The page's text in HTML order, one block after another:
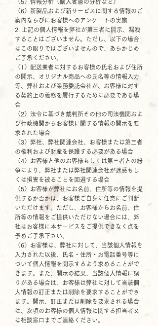
（5）情報分析（購入者層の分析など）
（6）新製品および新サービスに関する情報のご
案内ならびにお客様へのアンケートの実施
2. 上記の個人情報を弊社が第三者に開示、漏洩
することはございません。ただし、以下の場合
はこの限りではございませんので、あらかじめ
ご了承ください。
（1）配送業者に対するお客様の氏名および住所
の開示、オリジナル商品への氏名等の情報入力
等、弊社および業務委託会社が、お客様に対す
る契約上の義務を履行するために必要である場
合
（2）法令に基づき裁判所その他の司法機関およ
び行政機関からお客様に関する情報の開示を要
求された場合
（3）弊社、弊社関連会社、お客様または第三者
の権利および財産を保護する必要がある場合
（4）お客様と他のお客様もしくは第三者との紛
争により、弊社または弊社関連会社が迷惑もし
くは損害を被ることを回避する場合
（5）お客様が弊社にお名前、住所等の情報を提
供するか否かは、お客様ご自身に任意にご判断
いただけます。ただし、お客様からお名前、住
所等の情報をご提供いただけない場合には、弊
社はお客様に本サービスをご提供できなく点を
予めご了承下さい。
（6）お客様は、弊社に対して、当該個人情報を
入力された以後、氏名・住所・お電話番号等に
ついて個人情報を開示するよう求めることがで
きます。また、開示の結果、当該個人情報に誤
りがある場合は、お客様は弊社に対して当該個
人情報の訂正または削除を要求することができ
ます。開示、訂正または削除を要求される場合
は、次項のお客様の個人情報に関する担当者又
は相談窓口までご連絡ください。